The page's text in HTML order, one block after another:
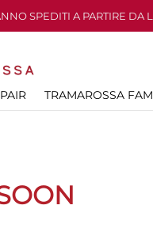
SPEDITI A PARTIRE DA
TRAMAROSSA